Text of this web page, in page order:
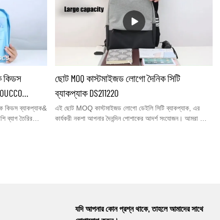
কম moq ব্যাগ
রেফারেন্সের
প্রদান
ফোল্ডেবল ট্রাভেল ব্যাগ, শপিং ব্যাগ, ক্যানভাস ব্যাগ ইত্যাদি ছাড়াও
আপনার পছন্দের জন্য আরও অনেক কাস্টম ব্যাগ রয়েছে।…আপনি
আমাদের বিশেষ কাস্টমাইজড এলাকায় সমস্ত আইটেম চেক করতে
পারেন.YOUCCO চীন আপনার নিজস্ব কাস্টম ব্যক্তিগতকৃত
ডিজাইন& এমব্রয়ডারি করা ব্যাকপ্যাক 210204 নির্মাতারা-
YOUCCO,low MOQ
কিডস
কিডস ব্যাকপ্যাক&
ব্যাগ তৈরির
ছোট MOQ কাস্টমাইজড লোগো দৈনিক সিটি
ব্যাকপ্যাক DS211220
এই ছোট MOQ কাস্টমাইজড লোগো ডেইলি সিটি ব্যাকপ্যাক, এর
কার্যকরী নকশা আপনার দৈনন্দিন পোশাকের আদর্শ সংযোজন। আমরা ছোট
যদি আপনার কোন প্রশ্ন থাকে, তাহলে আমাদের সাথে